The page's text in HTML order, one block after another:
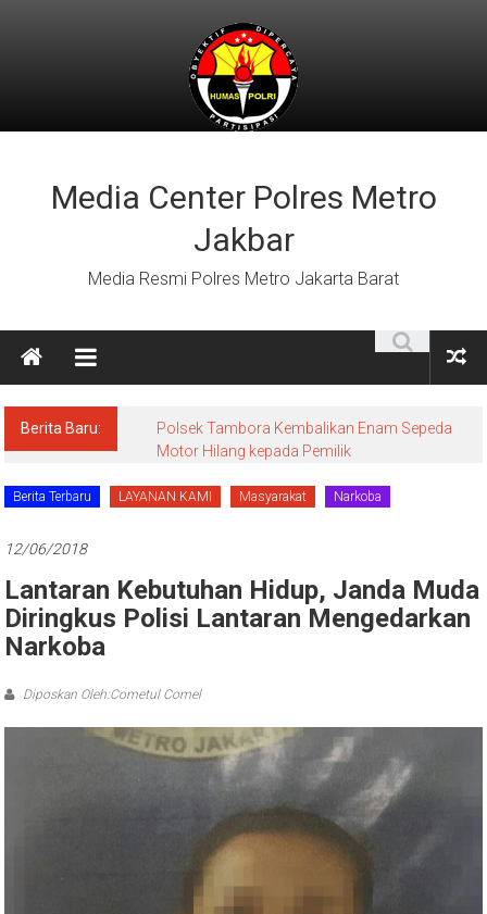
Media Center Polres Metro
Jakbar
Media Resmi Polres Metro Jakarta Barat
Berita Baru:
Polsek Tambora Kembalikan Enam Sepeda
Motor Hilang kepada Pemilik
Berita Terbaru LAYANAN KAMI Masyarakat Narkoba
12/06/2018
Lantaran Kebutuhan Hidup, Janda Muda
Diringkus Polisi Lantaran Mengedarkan
Narkoba
Diposkan Oleh:Cometul Comel